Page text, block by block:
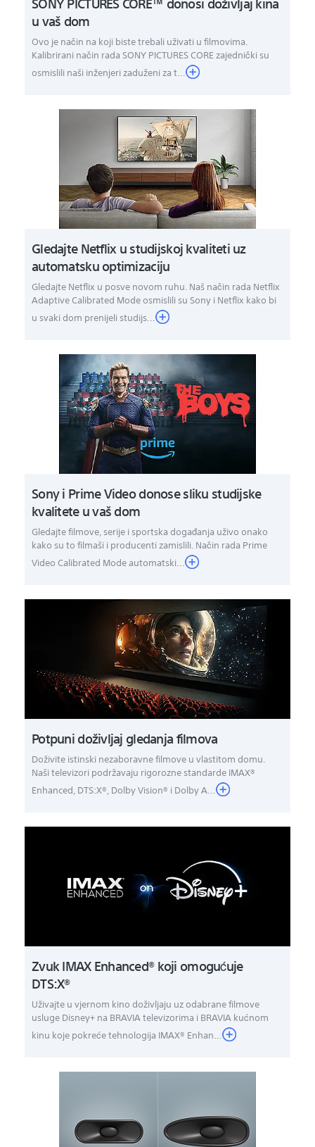
u vaš dom
Ovo je način na koji biste trebali uživati u filmovima.
Kalibrirani način rada SONY PICTURES CORE zajednički su
osmislili naši inženjeri zaduženi za t...
Gledajte Netflix u studijskoj kvaliteti uz
automatsku optimizaciju
Gledajte Netflix u posve novom ruhu. Naš način rada Netflix
Adaptive Calibrated Mode osmislili su Sony i Netflix kako bi
u svaki dom prenijeli studijs...
Sony i Prime Video donose sliku studijske
kvalitete u vaš dom
Gledajte filmove, serije i sportska događanja uživo onako
kako su to filmaši i producenti zamislili. Način rada Prime
Video Calibrated Mode automatski...
Potpuni doživljaj gledanja filmova
Doživite istinski nezaboravne filmove u vlastitom domu.
Naši televizori podržavaju rigorozne standarde IMAX®
Enhanced, DTS:X®, Dolby Vision® i Dolby A...
Zvuk IMAX Enhanced® koji omogućuje
DTS:X®
Uživajte u vjernom kino doživljaju uz odabrane filmove
usluge Disney+ na BRAVIA televizorima i BRAVIA kućnom
kinu koje pokreće tehnologija IMAX® Enhan...